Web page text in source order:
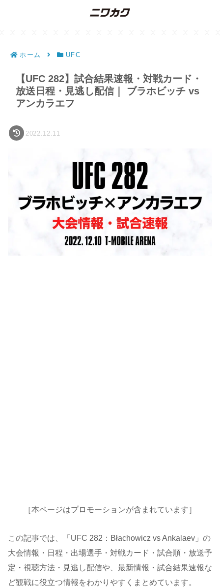
ホーム UFC
【UFC 282】試合結果速報・対戦カード・
放送日程・見逃し配信｜ ブラホビッチ vs
アンカラエフ
2022.12.11
［本ページはプロモーションが含まれています］
この記事では、「UFC 282：Błachowicz vs Ankalaev」の
大会情報・日程・出場選手・対戦カード・試合順・放送予
定・視聴方法・見逃し配信や、最新情報・試合結果速報な
ど観戦に役立つ情報をわかりやすくまとめています。